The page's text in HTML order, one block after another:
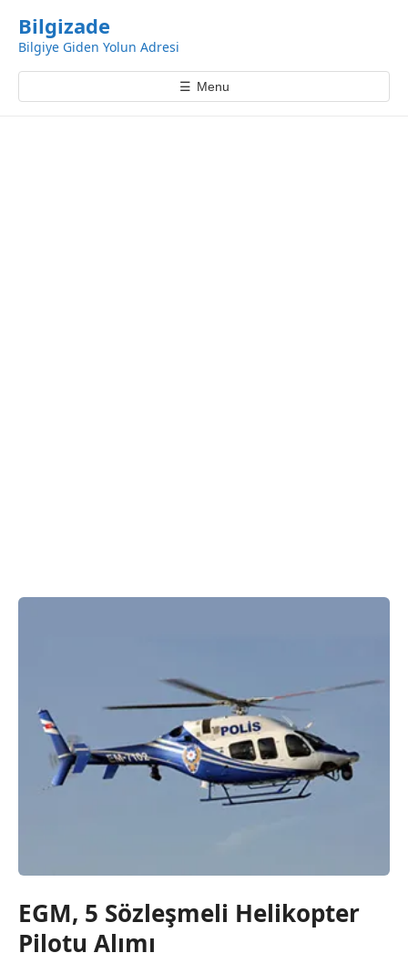
p
t
Bilgizade
Bilgiye Giden Yolun Adresi
☰ Menu
EGM, 5 Sözleşmeli Helikopter
Pilotu Alımı